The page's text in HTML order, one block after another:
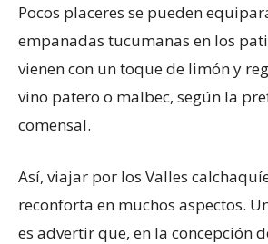
Pocos placeres se pueden
empanadas tucumanas en los
vienen con un toque de limón y
vino patero o malbec, según la
comensal.
Así, viajar por los Valles
reconforta en muchos aspectos.
es advertir que, en la concepción